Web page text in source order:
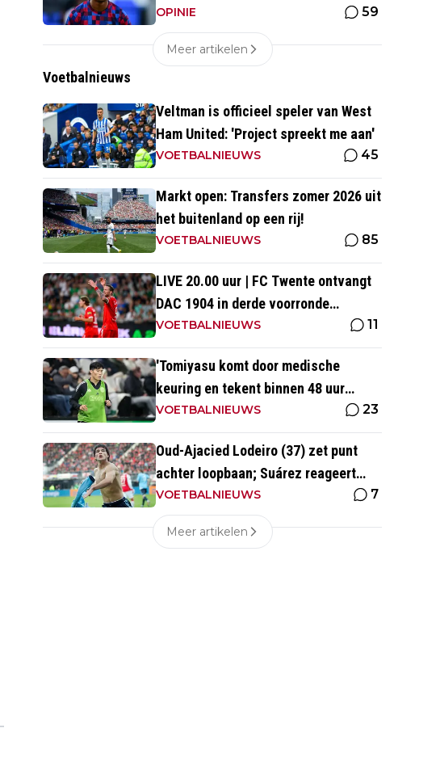
Mika Godts'
OPINIE 59
Meer artikelen
Voetbalnieuws
Veltman is officieel speler van West
Ham United: 'Project spreekt me aan'
VOETBALNIEUWS 45
Markt open: Transfers zomer 2026 uit
het buitenland op een rij!
VOETBALNIEUWS 85
LIVE 20.00 uur | FC Twente ontvangt
DAC 1904 in derde voorronde
Conference League
VOETBALNIEUWS 11
'Tomiyasu komt door medische
keuring en tekent binnen 48 uur
contract bij nieuwe club'
VOETBALNIEUWS 23
Oud-Ajacied Lodeiro (37) zet punt
achter loopbaan; Suárez reageert
emotioneel
VOETBALNIEUWS 7
Meer artikelen